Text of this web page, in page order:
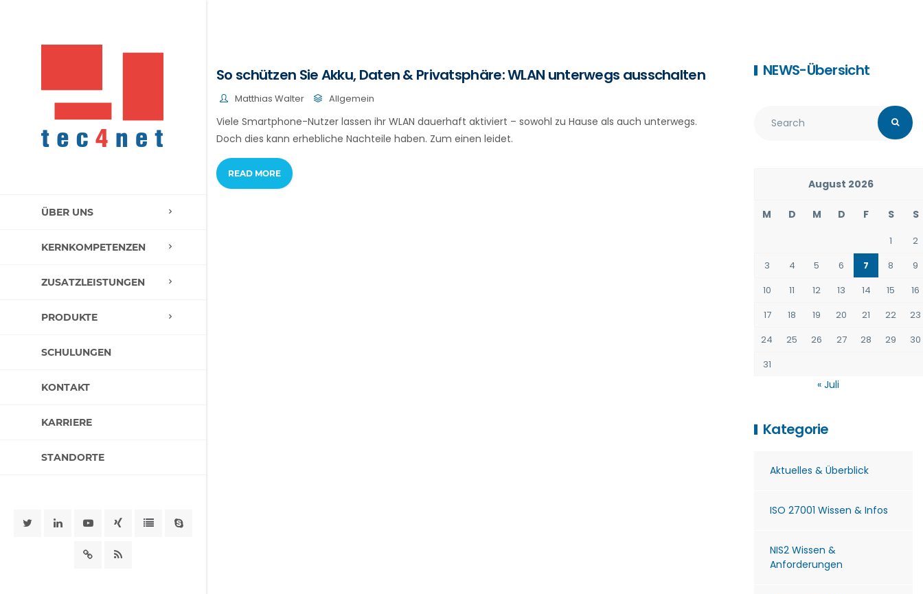
ÜBER UNS
KERNKOMPETENZEN
ZUSATZLEISTUNGEN
PRODUKTE
SCHULUNGEN
KONTAKT
KARRIERE
STANDORTE
So schützen Sie Akku, Daten & Privatsphäre: WLAN unterwegs ausschalten
Matthias Walter Allgemein
Viele Smartphone-Nutzer lassen ihr WLAN dauerhaft aktiviert – sowohl zu Hause als auch unterwegs.
Doch dies kann erhebliche Nachteile haben. Zum einen leidet.
READ MORE
NEWS-Übersicht
August 2026
M D M D F S S
1
2
3
4 5 6 7 8
9
10
11 12 13 14 15
16
17
18 19 20 21 22
23
24
25 26 27 28 29
30
31
« Juli
Kategorie
Aktuelles & Überblick
ISO 27001 Wissen & Infos
NIS2 Wissen &
Anforderungen